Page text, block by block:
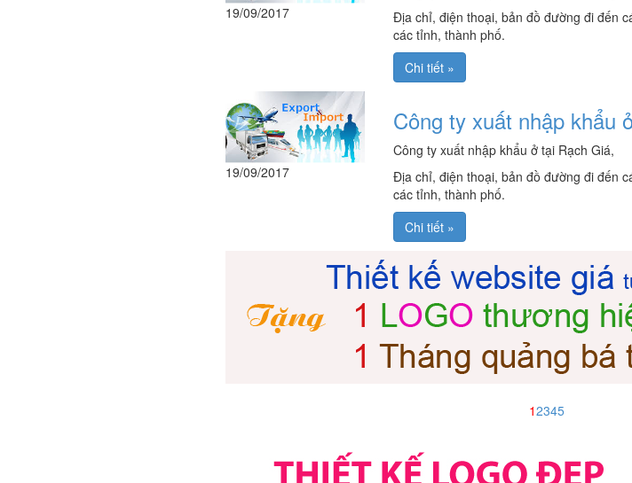
19/09/2017
Địa chỉ, điện thoại, bản đồ đường đi đến
các tỉnh, thành phố.
Chi tiết »
19/09/2017
Công ty xuất nhập khẩu
Công ty xuất nhập khẩu ở tại Rạch Giá,
Địa chỉ, điện thoại, bản đồ đường đi đến
các tỉnh, thành phố.
Chi tiết »
12345